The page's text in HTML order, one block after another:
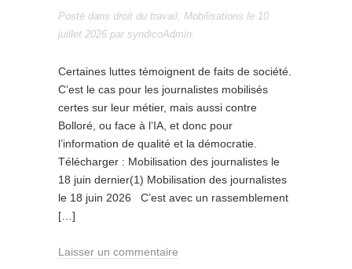
Posté dans droit du travail, Mobilisations le 10
juillet 2026 par syndicoAdmin.
Certaines luttes témoignent de faits de société.
C’est le cas pour les journalistes mobilisés
certes sur leur métier, mais aussi contre
Bolloré, ou face à l’IA, et donc pour
l’information de qualité et la démocratie.
Télécharger : Mobilisation des journalistes le
18 juin dernier(1) Mobilisation des journalistes
le 18 juin 2026 C’est avec un rassemblement
[…]
Laisser un commentaire